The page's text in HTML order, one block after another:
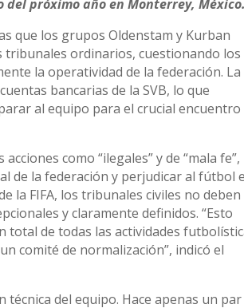
próximo año en Monterrey, México.
que los grupos Oldenstam y Kurban
ordinarios, cuestionando los
la operatividad de la federación. La
bancarias de la SVB, lo que
al equipo para el crucial encuentro
como “ilegales” y de “mala fe”,
de la federación y perjudicar al fútbol
la FIFA, los tribunales civiles no deben
y claramente definidos. “Esto
total de todas las actividades
comité de normalización”, indicó el
del equipo. Hace apenas un par